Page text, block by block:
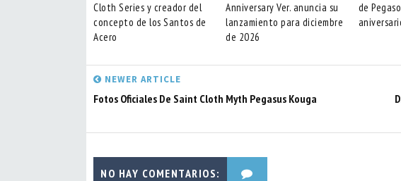
Cloth Series y creador del
concepto de los Santos de
Acero
Anniversary Ver. anuncia su
lanzamiento para diciembre
de 2026
de
NEWER ARTICLE
Fotos Oficiales De Saint Cloth Myth Pegasus Kouga
NO HAY COMENTARIOS: